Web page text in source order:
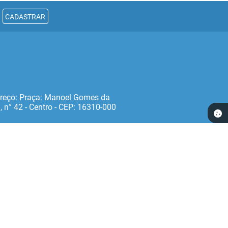
CADASTRAR
Praça: Manoel Gomes da
n° 42 - Centro - CEP: 16310‐000